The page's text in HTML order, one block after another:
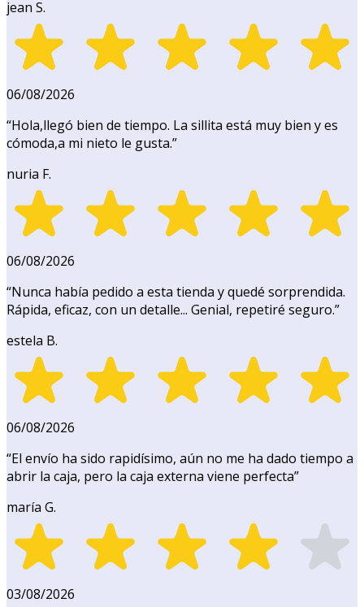
jean S.
06/08/2026
“Hola,llegó bien de tiempo. La sillita está muy bien y es
cómoda,a mi nieto le gusta.”
nuria F.
06/08/2026
“Nunca había pedido a esta tienda y quedé sorprendida.
Rápida, eficaz, con un detalle... Genial, repetiré seguro.”
estela B.
06/08/2026
“El envío ha sido rapidísimo, aún no me ha dado tiempo a
abrir la caja, pero la caja externa viene perfecta”
maría G.
03/08/2026